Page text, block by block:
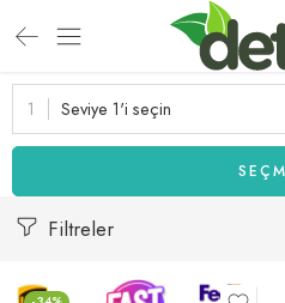
Seviye 1'i seçin
Filtreler